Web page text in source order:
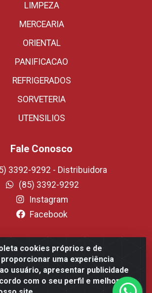
cookies próprios e de
uma experiência
usuário, apresentar publicidade
com o seu perfil e melhorar a
LIMPEZA
MERCEARIA
ORIENTAL
PANIFICACAO
REFRIGERADOS
SORVETERIA
UTENSILIOS
Fale Conosco
3392-9292 - Distribuidora
(85) 3392-9292
Instagram
Facebook
de Alimentos LTDA - Avenida Tomaz
Fortaleza/CE - CEP 60.863-254-
CNPJ 09.317.318.0001-75